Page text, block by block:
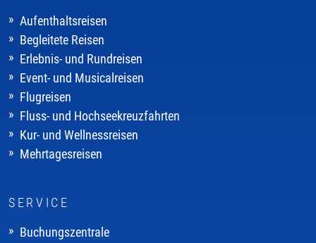
Aufenthaltsreisen
Begleitete Reisen
Erlebnis- und Rundreisen
Event- und Musicalreisen
Flugreisen
Fluss- und Hochseekreuzfahrten
Kur- und Wellnessreisen
Mehrtagesreisen
SERVICE
Buchungszentrale